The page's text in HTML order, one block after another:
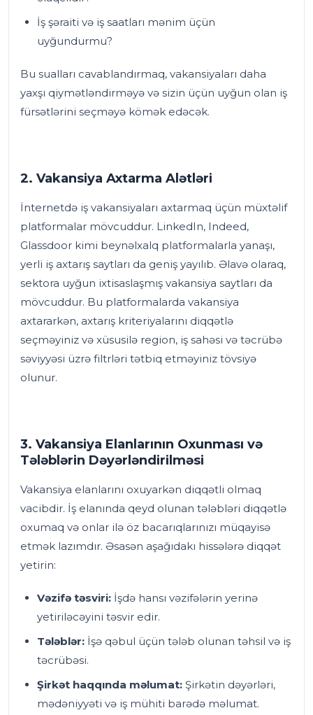
İş şəraiti və iş saatları mənim üçün
uyğundurmu?
Bu sualları cavablandırmaq, vakansiyaları daha
yaxşı qiymətləndirməyə və sizin üçün uyğun olan iş
fürsətlərini seçməyə kömək edəcək.
2. Vakansiya Axtarma Alətləri
İnternetdə iş vakansiyaları axtarmaq üçün müxtəlif
platformalar mövcuddur. LinkedIn, Indeed,
Glassdoor kimi beynəlxalq platformalarla yanaşı,
yerli iş axtarış saytları da geniş yayılıb. Əlavə olaraq,
sektora uyğun ixtisaslaşmış vakansiya saytları da
mövcuddur. Bu platformalarda vakansiya
axtararkən, axtarış kriteriyalarını diqqətlə
seçməyiniz və xüsusilə region, iş sahəsi və təcrübə
səviyyəsi üzrə filtrləri tətbiq etməyiniz tövsiyə
olunur.
3. Vakansiya Elanlarının Oxunması və
Tələblərin Dəyərləndirilməsi
Vakansiya elanlarını oxuyarkən diqqətli olmaq
vacibdir. İş elanında qeyd olunan tələbləri diqqətlə
oxumaq və onlar ilə öz bacarıqlarınızı müqayisə
etmək lazımdır. Əsasən aşağıdakı hissələrə diqqət
yetirin:
Vəzifə təsviri: İşdə hansı vəzifələrin yerinə
yetiriləcəyini təsvir edir.
Tələblər: İşə qəbul üçün tələb olunan təhsil və iş
təcrübəsi.
Şirkət haqqında məlumat: Şirkətin dəyərləri,
mədəniyyəti və iş mühiti barədə məlumat.